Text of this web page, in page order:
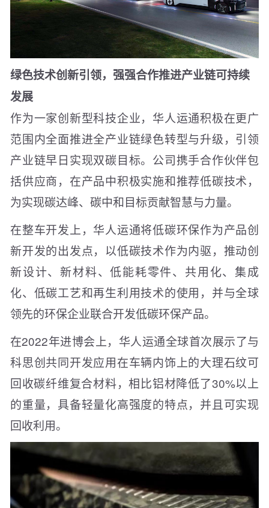
绿色技术创新引领，强强合作推进产业链可持续
发展
作为一家创新型科技企业，华人运通积极在更广
范围内全面推进全产业链绿色转型与升级，引领
产业链早日实现双碳目标。公司携手合作伙伴包
括供应商，在产品中积极实施和推荐低碳技术，
为实现碳达峰、碳中和目标贡献智慧与力量。
在整车开发上，华人运通将低碳环保作为产品创
新开发的出发点，以低碳技术作为内驱，推动创
新设计、新材料、低能耗零件、共用化、集成
化、低碳工艺和再生利用技术的使用，并与全球
领先的环保企业联合开发低碳环保产品。
在2022年进博会上，华人运通全球首次展示了与
科思创共同开发应用在车辆内饰上的大理石纹可
回收碳纤维复合材料，相比铝材降低了30%以上
的重量，具备轻量化高强度的特点，并且可实现
回收利用。